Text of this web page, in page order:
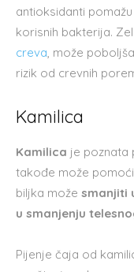
antioksidanti
korisnih bakterija.
creva, može
rizik od crevnih
Kamilica
Kamilica je poznata
takođe može
biljka može smanjiti
u smanjenju
Pijenje čaja od